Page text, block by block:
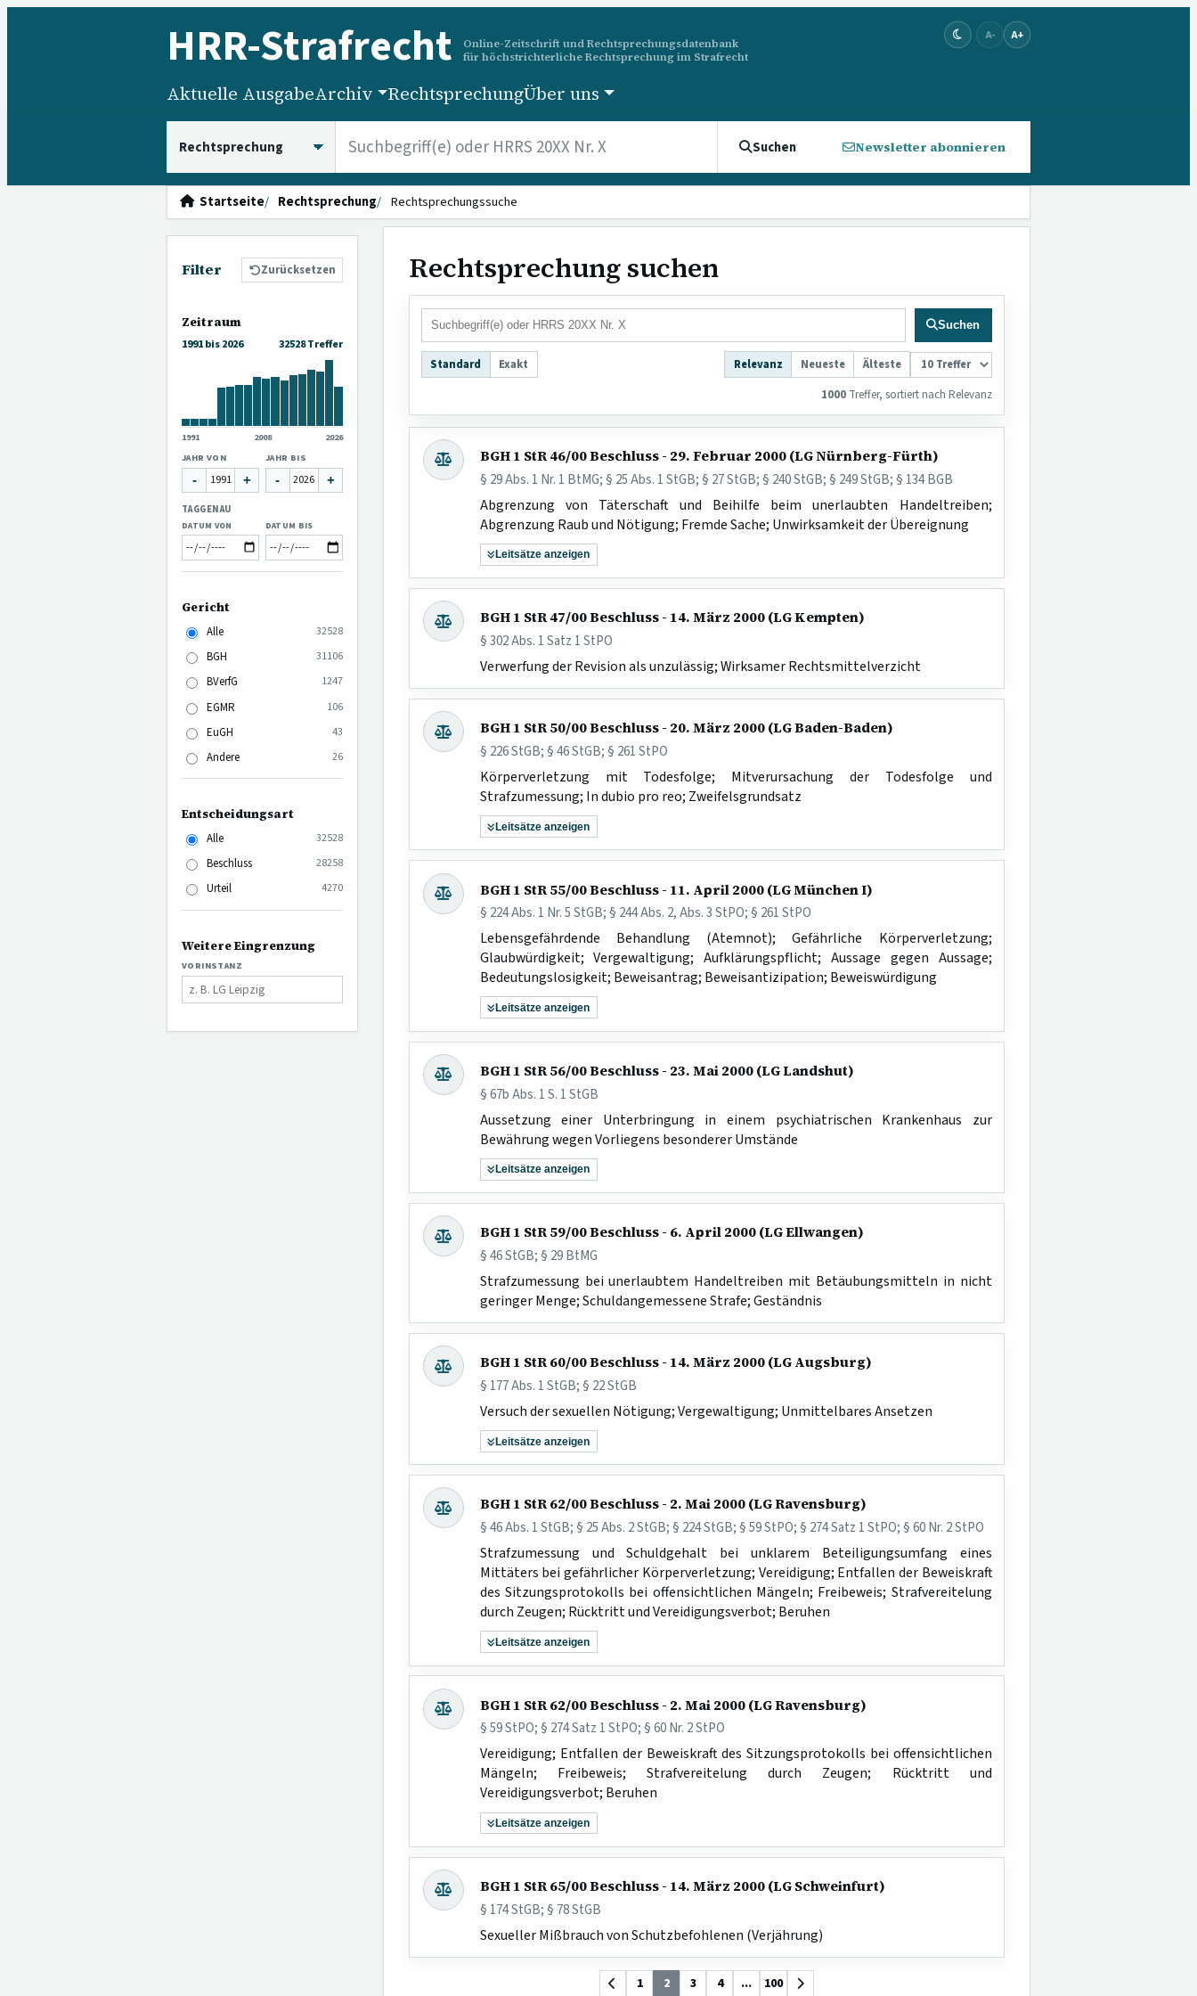
HRR-Strafrecht
Online-Zeitschrift und Rechtsprechungsdatenbank
für höchstrichterliche Rechtsprechung im Strafrecht
A- A+
Aktuelle AusgabeArchiv RechtsprechungÜber uns
Suchen Newsletter abonnieren
Startseite Rechtsprechung Rechtsprechungssuche
Filter Zurücksetzen
Zeitraum
1991 bis 2026 32528 Treffer
1991 2008 2026
JAHR VON
- +
JAHR BIS
- +
TAGGENAU
DATUM VON DATUM BIS
Gericht
Alle
32528
BGH 31106
BVerfG 1247
EGMR 106
EuGH 43
Andere 26
Entscheidungsart
Alle
32528
Beschluss 28258
Urteil 4270
Weitere Eingrenzung
VORINSTANZ
Rechtsprechung suchen
Suchen
Standard Exakt Relevanz Neueste
Älteste
1000Treffer, sortiert nach Relevanz
BGH 1 StR 46/00 Beschluss - 29. Februar 2000 (LG Nürnberg-Fürth)
§ 29 Abs. 1 Nr. 1 BtMG; § 25 Abs. 1 StGB; § 27 StGB; § 240 StGB; § 249 StGB; § 134 BGB
Abgrenzung von Täterschaft und Beihilfe beim unerlaubten Handeltreiben;
Abgrenzung Raub und Nötigung; Fremde Sache; Unwirksamkeit der Übereignung
Leitsätze anzeigen
BGH 1 StR 47/00 Beschluss - 14. März 2000 (LG Kempten)
§ 302 Abs. 1 Satz 1 StPO
Verwerfung der Revision als unzulässig; Wirksamer Rechtsmittelverzicht
BGH 1 StR 50/00 Beschluss - 20. März 2000 (LG Baden-Baden)
§ 226 StGB; § 46 StGB; § 261 StPO
Körperverletzung mit Todesfolge; Mitverursachung der Todesfolge und
Strafzumessung; In dubio pro reo; Zweifelsgrundsatz
Leitsätze anzeigen
BGH 1 StR 55/00 Beschluss - 11. April 2000 (LG München I)
§ 224 Abs. 1 Nr. 5 StGB; § 244 Abs. 2, Abs. 3 StPO; § 261 StPO
Lebensgefährdende Behandlung (Atemnot); Gefährliche Körperverletzung;
Glaubwürdigkeit; Vergewaltigung; Aufklärungspflicht; Aussage gegen Aussage;
Bedeutungslosigkeit; Beweisantrag; Beweisantizipation; Beweiswürdigung
Leitsätze anzeigen
BGH 1 StR 56/00 Beschluss - 23. Mai 2000 (LG Landshut)
§ 67b Abs. 1 S. 1 StGB
Aussetzung einer Unterbringung in einem psychiatrischen Krankenhaus zur
Bewährung wegen Vorliegens besonderer Umstände
Leitsätze anzeigen
BGH 1 StR 59/00 Beschluss - 6. April 2000 (LG Ellwangen)
§ 46 StGB; § 29 BtMG
Strafzumessung bei unerlaubtem Handeltreiben mit Betäubungsmitteln in nicht
geringer Menge; Schuldangemessene Strafe; Geständnis
BGH 1 StR 60/00 Beschluss - 14. März 2000 (LG Augsburg)
§ 177 Abs. 1 StGB; § 22 StGB
Versuch der sexuellen Nötigung; Vergewaltigung; Unmittelbares Ansetzen
Leitsätze anzeigen
BGH 1 StR 62/00 Beschluss - 2. Mai 2000 (LG Ravensburg)
§ 46 Abs. 1 StGB; § 25 Abs. 2 StGB; § 224 StGB; § 59 StPO; § 274 Satz 1 StPO; § 60 Nr. 2 StPO
Strafzumessung und Schuldgehalt bei unklarem Beteiligungsumfang eines
Mittäters bei gefährlicher Körperverletzung; Vereidigung; Entfallen der Beweiskraft
des Sitzungsprotokolls bei offensichtlichen Mängeln; Freibeweis; Strafvereitelung
durch Zeugen; Rücktritt und Vereidigungsverbot; Beruhen
Leitsätze anzeigen
BGH 1 StR 62/00 Beschluss - 2. Mai 2000 (LG Ravensburg)
§ 59 StPO; § 274 Satz 1 StPO; § 60 Nr. 2 StPO
Vereidigung; Entfallen der Beweiskraft des Sitzungsprotokolls bei offensichtlichen
Mängeln; Freibeweis; Strafvereitelung durch Zeugen; Rücktritt und
Vereidigungsverbot; Beruhen
Leitsätze anzeigen
BGH 1 StR 65/00 Beschluss - 14. März 2000 (LG Schweinfurt)
§ 174 StGB; § 78 StGB
Sexueller Mißbrauch von Schutzbefohlenen (Verjährung)
1 2 3 4 ... 100